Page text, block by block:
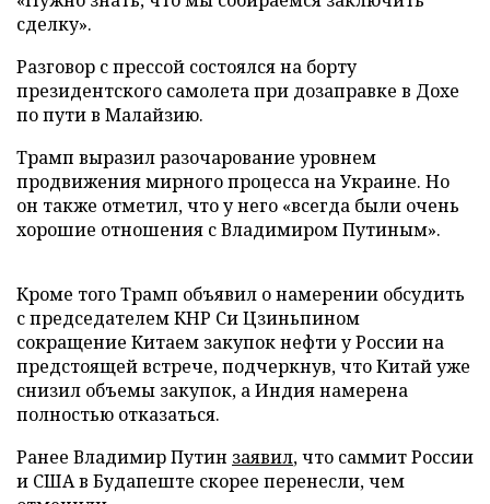
сделку».
Разговор с прессой состоялся на борту
президентского самолета при дозаправке в Дохе
по пути в Малайзию.
Трамп выразил разочарование уровнем
продвижения мирного процесса на Украине. Но
он также отметил, что у него «всегда были очень
хорошие отношения с Владимиром Путиным».
Кроме того Трамп объявил о намерении обсудить
с председателем КНР Си Цзиньпином
сокращение Китаем закупок нефти у России на
предстоящей встрече, подчеркнув, что Китай уже
снизил объемы закупок, а Индия намерена
полностью отказаться.
Ранее Владимир Путин заявил, что саммит России
и США в Будапеште скорее перенесли, чем